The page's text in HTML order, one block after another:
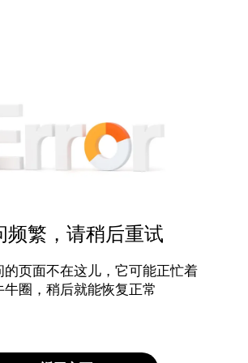
频繁，请稍后重试
的页面不在这儿，它可能正忙着
牛圈，稍后就能恢复正常